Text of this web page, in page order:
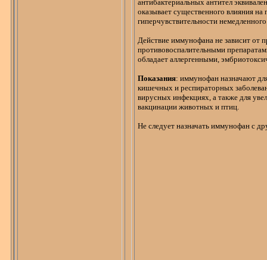
антибактериальных антител
оказывает существенного влияния
гиперчувствительности
Действиеиммунофана не зависит от
противовоспалительными
обладаеталлергенными ,
Показания:иммунофан назначают
кишечных и респираторных
вирусных инфекциях, а также для
вакцинации животных и птиц.
Не следует назначатьиммунофан с